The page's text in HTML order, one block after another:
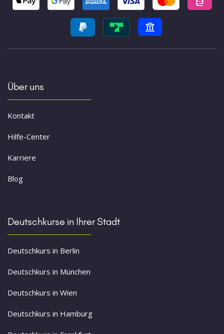
Über uns
Kontakt
Hilfe-Center
Karriere
Blog
Deutschkurse in Ihrer Stadt
Deutschkurs in Berlin
Deutschkurs in München
Deutschkurs in Wien
Deutschkurs in Hamburg